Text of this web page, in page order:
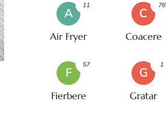
A
Air Fryer
11
C
Coacere
78
F
Fierbere
57
G
Gratar
1